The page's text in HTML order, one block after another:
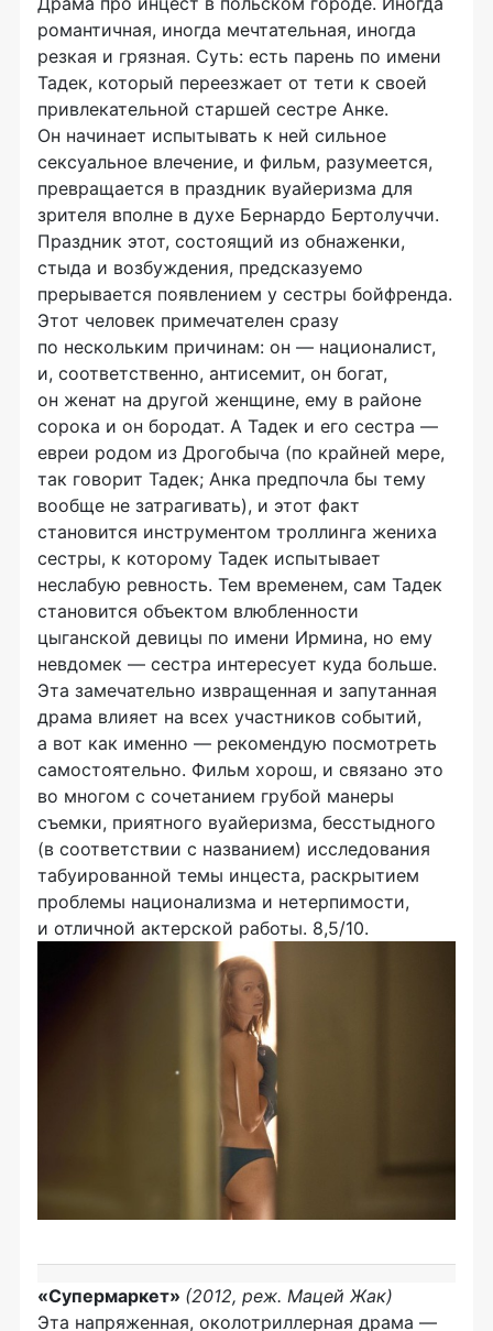
романтичная, иногда мечтательная, иногда
резкая и грязная. Суть: есть парень по имени
Тадек, который переезжает от тети к своей
привлекательной старшей сестре Анке.
Он начинает испытывать к ней сильное
сексуальное влечение, и фильм, разумеется,
превращается в праздник вуайеризма для
зрителя вполне в духе Бернардо Бертолуччи.
Праздник этот, состоящий из обнаженки,
стыда и возбуждения, предсказуемо
прерывается появлением у сестры бойфренда.
Этот человек примечателен сразу
по нескольким причинам: он — националист,
и, соответственно, антисемит, он богат,
он женат на другой женщине, ему в районе
сорока и он бородат. А Тадек и его сестра —
евреи родом из Дрогобыча (по крайней мере,
так говорит Тадек; Анка предпочла бы тему
вообще не затрагивать), и этот факт
становится инструментом троллинга жениха
сестры, к которому Тадек испытывает
неслабую ревность. Тем временем, сам Тадек
становится объектом влюбленности
цыганской девицы по имени Ирмина, но ему
невдомек — сестра интересует куда больше.
Эта замечательно извращенная и запутанная
драма влияет на всех участников событий,
а вот как именно — рекомендую посмотреть
самостоятельно. Фильм хорош, и связано это
во многом с сочетанием грубой манеры
съемки, приятного вуайеризма, бесстыдного
(в соответствии с названием) исследования
табуированной темы инцеста, раскрытием
проблемы национализма и нетерпимости,
и отличной актерской работы. 8,5/10.
«Супермаркет» (2012, реж. Мацей Жак)
Эта напряженная, околотриллерная драма —